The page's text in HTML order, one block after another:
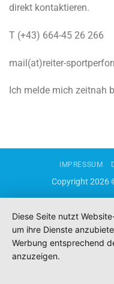
direkt kontaktieren.
T (+43) 664-45 26 266
mail(at)reiter-
Ich melde mich zeitnah
IMPRESSUM
Copyright 2026
Diese Seite nutzt
um ihre Dienste
Werbung entsprechend
anzuzeigen.